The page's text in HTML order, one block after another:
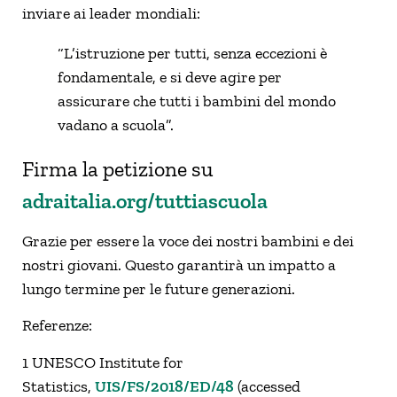
inviare ai leader mondiali:
“L’istruzione per tutti, senza eccezioni è
fondamentale, e si deve agire per
assicurare che tutti i bambini del mondo
vadano a scuola”.
Firma la petizione su
adraitalia.org/tuttiascuola
Grazie per essere la voce dei nostri bambini e dei
nostri giovani. Questo garantirà un impatto a
lungo termine per le future generazioni.
Referenze:
1 UNESCO Institute for
Statistics, UIS/FS/2018/ED/48 (accessed